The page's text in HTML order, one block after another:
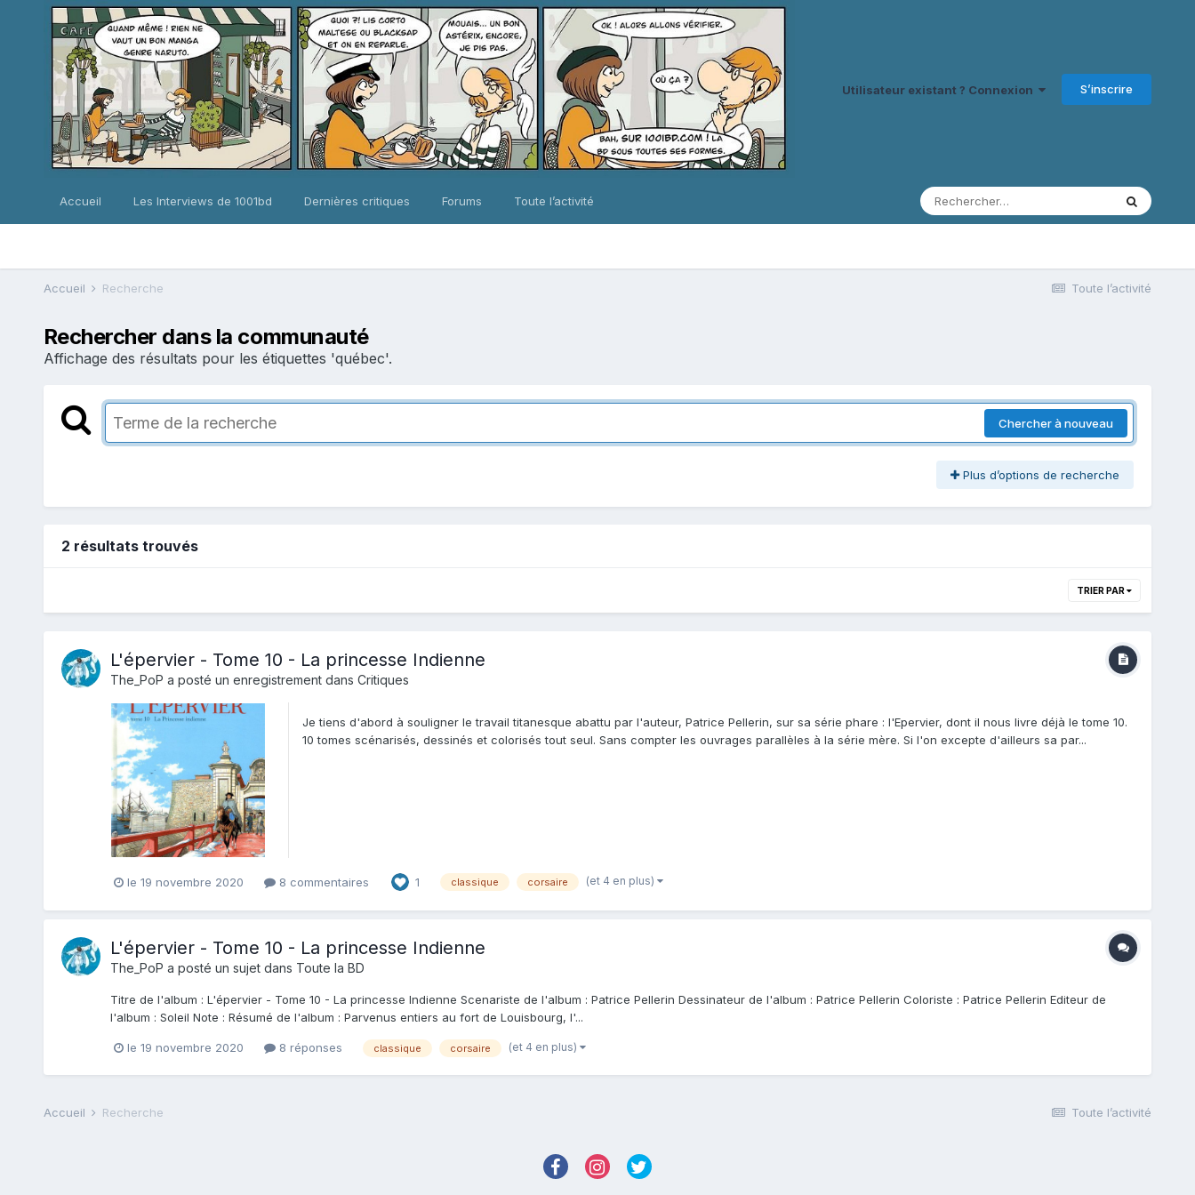
Utilisateur existant ? Connexion S’inscrire
Accueil Les Interviews de 1001bd Dernières critiques Forums Toute l’activité
Toute l’activité
Accueil Recherche
Rechercher dans la communauté
Affichage des résultats pour les étiquettes 'québec'.
Chercher à nouveau
Plus d’options de recherche
2 résultats trouvés
TRIER PAR
L'épervier - Tome 10 - La princesse Indienne
The_PoP a posté un enregistrement dans Critiques
Je tiens d'abord à souligner le travail titanesque abattu par l'auteur, Patrice Pellerin, sur sa série phare : l'Epervier, dont il nous livre déjà le tome 10.
10 tomes scénarisés, dessinés et colorisés tout seul. Sans compter les ouvrages parallèles à la série mère. Si l'on excepte d'ailleurs sa par...
le 19 novembre 2020 8 commentaires 1 classique corsaire (et 4 en plus)
L'épervier - Tome 10 - La princesse Indienne
The_PoP a posté un sujet dans Toute la BD
Titre de l'album : L'épervier - Tome 10 - La princesse Indienne Scenariste de l'album : Patrice Pellerin Dessinateur de l'album : Patrice Pellerin Coloriste : Patrice Pellerin Editeur de
l'album : Soleil Note : Résumé de l'album : Parvenus entiers au fort de Louisbourg, l'...
le 19 novembre 2020 8 réponses classique corsaire (et 4 en plus)
Toute l’activité
Accueil Recherche